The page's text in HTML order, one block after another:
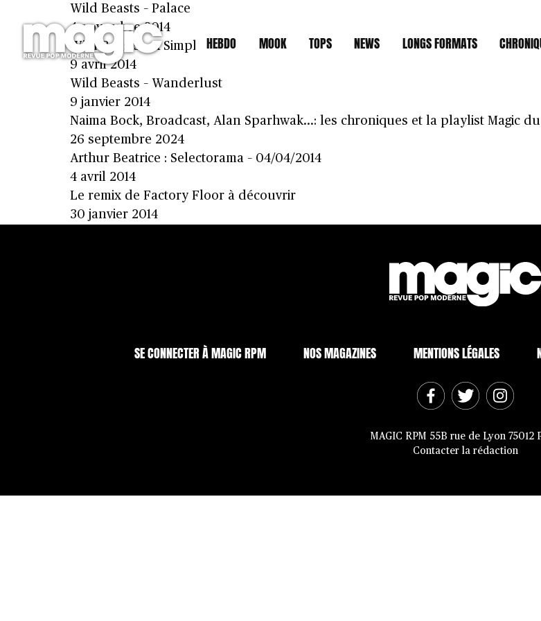
HEBDO MOOK TOPS NEWS LONGS FORMATS
Wild Beasts – Palace
4 novembre 2014
Wild Beasts – A Simple Beautiful Truth
9 avril 2014
Wild Beasts – Wanderlust
9 janvier 2014
Naima Bock, Broadcast, Alan Sparhwak…: les chroniques et la playlist Magic
26 septembre 2024
Arthur Beatrice : Selectorama – 04/04/2014
4 avril 2014
Le remix de Factory Floor à découvrir
30 janvier 2014
SE CONNECTER À MAGIC RPM NOS MAGAZINES MENTIONS LÉGALES
MAGIC RPM 55B rue de Lyon 75012
Contacter la rédaction